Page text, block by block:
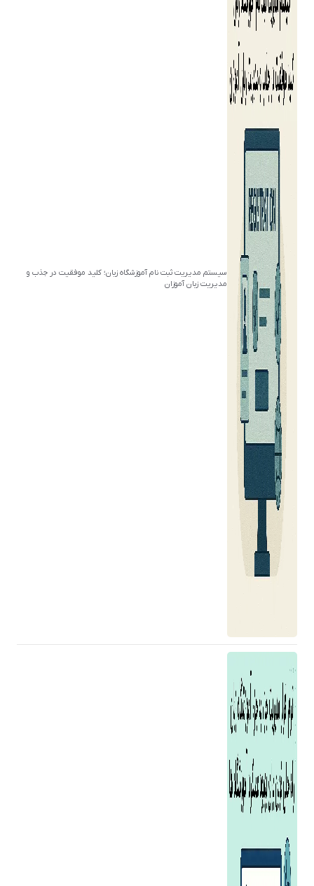
سیستم مدیریت ثبت نام آموزشگاه زبان؛ کلید موفقیت در جذب و
مدیریت زبان آموزان